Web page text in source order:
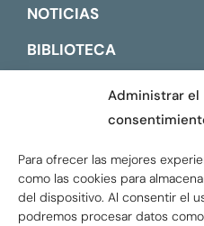
Administrar el
Para ofrecer las mejores
como las cookies para
del dispositivo. Al consentir el
podremos procesar datos
NOTICIAS
BIBLIOTECA